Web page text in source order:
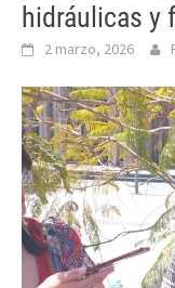
hidráulicas y
2 marzo, 2026